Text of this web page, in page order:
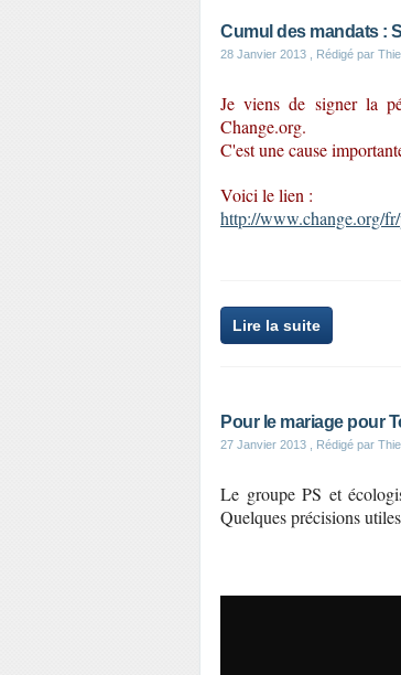
Cumul des mandats :
28 Janvier 2013 , Rédigé par
Je viens de signer la
Change.org.
C'est une cause
Voici le lien :
http://www.change.org/
Lire la suite
Pour le mariage pour
27 Janvier 2013 , Rédigé par
Le groupe PS et
Quelques précisions